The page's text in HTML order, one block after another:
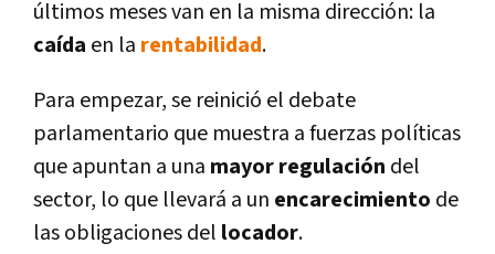
últimos meses van en la misma dirección: la
caí­da en la rentabilidad.
Para empezar, se reinició el debate
parlamentario que muestra a fuerzas polí­ticas
que apuntan a una mayorregulación del
sector, lo que llevará a un encarecimiento de
las obligaciones del locador.